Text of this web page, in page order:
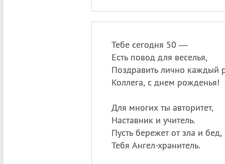
Тебе сегодня 50 —
Есть повод для веселья,
Поздравить лично каждый
Коллега, с днем рожденья!
Для многих ты авторитет,
Наставник и учитель.
Пусть бережет от зла и бед,
Тебя Ангел-хранитель.